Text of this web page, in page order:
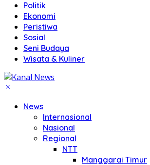
Politik
Ekonomi
Peristiwa
Sosial
Seni Budaya
Wisata & Kuliner
News
Internasional
Nasional
Regional
NTT
Manggarai Timur